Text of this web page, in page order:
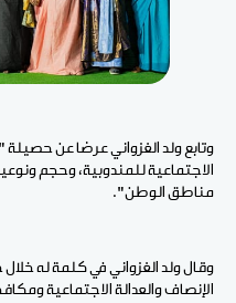
وتابع ولد الغزواني عرضا عن حصيلة
الاجتماعية للمندوبية، وحجم
مناطق الوطن".
وقال ولد الغزواني في كلمة له
الإنصاف والعدالة الاجتماعية